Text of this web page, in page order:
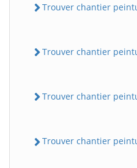
Trouver chantier
Trouver chantier
Trouver chantier
Trouver chantier